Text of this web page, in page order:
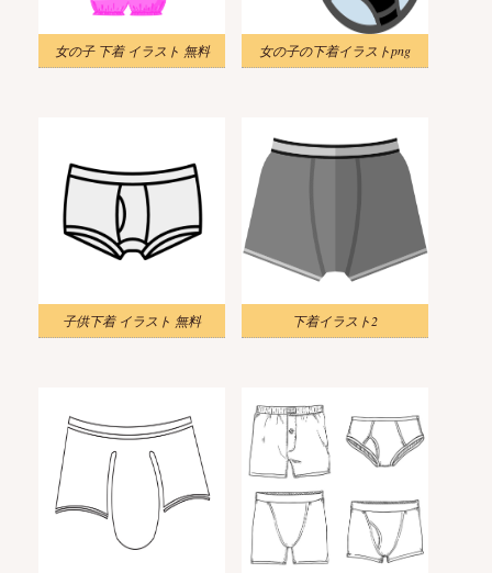
女の子 下着 イラスト 無料 女の子の下着イラストpng
子供下着 イラスト 無料 下着イラスト2